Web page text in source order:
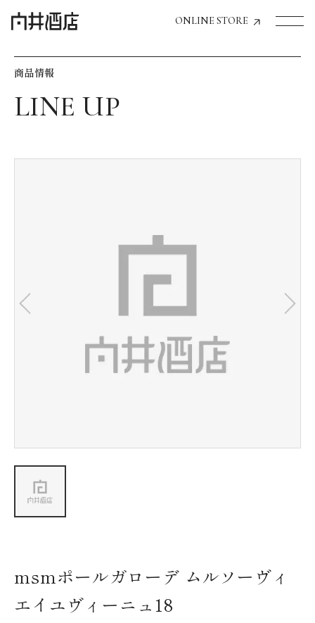
ONLINE STORE
飲食店経営のお客様
お気に入り機能の活用方法
会社情報
商品情報
msmポールガローデ ムルソーヴィ
エイユヴィーニュ18